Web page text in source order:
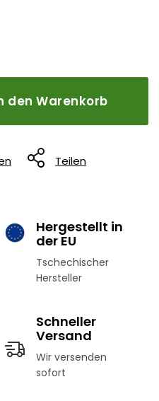
den Warenkorb
Teilen
Hergestellt in
der EU
Tschechischer
Hersteller
Schneller
Versand
Wir versenden
sofort